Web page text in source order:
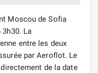
Moscou de Sofia
3h30. La
entre les deux
par Aeroflot. Le
de la date